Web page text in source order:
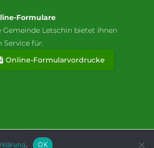
Formulare
Gemeinde Letschin bietet Ihnen
Service für:
Online-Formularvordrucke
. OK